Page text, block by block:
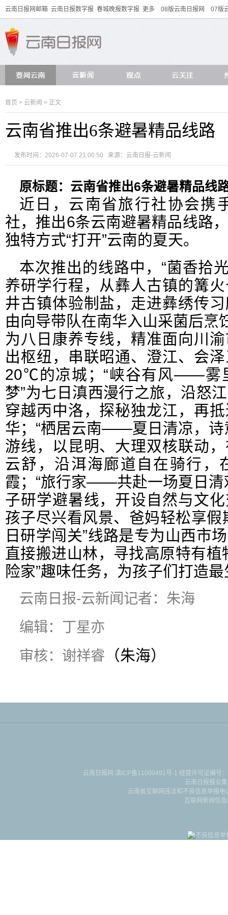
云南日报网邮箱 云南日报数字报 春城晚报数字报 更多 08版云南日报网 07版
首页 > 云新闻 > 正文
云南省推出6条避暑精品线路
发布时间：2026-07-07 21:00:50 来源：云南日报-云新闻
原标题：云南省推出6条避暑精品线
近日，云南省旅行社协会携
社，推出6条云南避暑精品线路
独特方式“打开”云南的夏天。
本次推出的线路中，“菌香拾
养研学行程，从彝人古镇的篝
井古镇体验制盐，走进彝绣传
由向导带队在南华入山采菌后烹
为八日康养专线，精准面向川
出枢纽，串联昭通、澄江、会
20℃的凉城；“峡谷有风——雾
梦”为七日滇西漫行之旅，沿怒
穿越丙中洛，探秘独龙江，再
华；“栖居云南——夏日清凉，诗
游线，以昆明、大理双核联动
云舒，沿洱海廊道自在骑行，
霞；“旅行家——共赴一场夏日清
子研学避暑线，开设自然与文
孩子尽兴看风景、爸妈轻松享
日研学闯关”线路是专为山西市
直接搬进山林，寻找高原特有植
险家”趣味任务，为孩子们打造
云南日报-云新闻记者：朱海
编辑：丁星亦
审核：谢祥睿 （朱海）
云南日报网 滇ICP备11000491号-1 经营许可证编号
云南日报报业
云南省互联网违法和不良信息举报
互联网新闻信